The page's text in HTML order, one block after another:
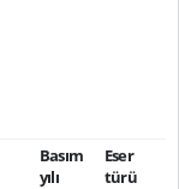
Basım
yılı
Eser
türü